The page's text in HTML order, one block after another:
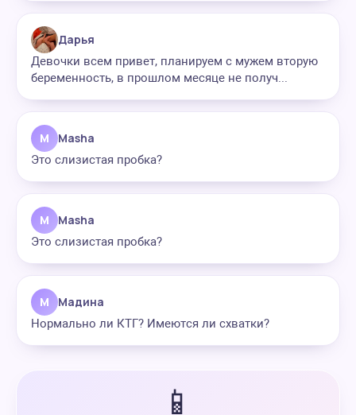
Дарья
Девочки всем привет, планируем с мужем вторую
беременность, в прошлом месяце не получ...
M Masha
Это слизистая пробка?
M Masha
Это слизистая пробка?
М Мадина
Нормально ли КТГ? Имеются ли схватки?
📱